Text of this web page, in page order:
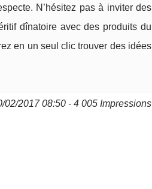
N’hésitez pas à inviter des
dînatoire avec des produits du
en un seul clic trouver des idées
02/2017 08:50 - 4 005 Impressions